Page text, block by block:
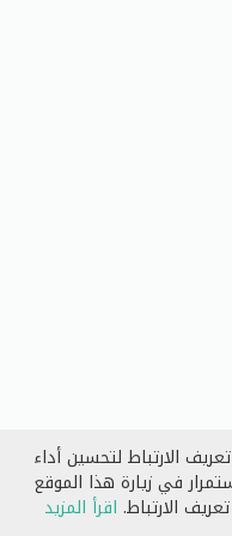
الارتباط لتحسين أداء
في زيارة هذا الموقع
الارتباط. اقرأ المزيد